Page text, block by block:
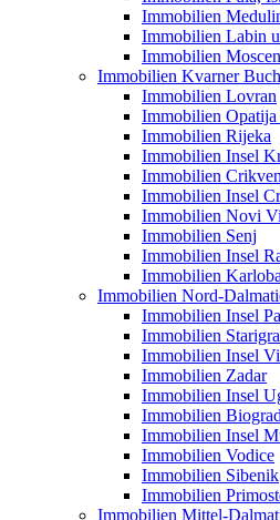
Immobilien
Immobilien Labin
Immobilien
Immobilien Kvarner
Immobilien Lovran
Immobilien Opatija
Immobilien Rijeka
Immobilien Insel
Immobilien
Immobilien Insel
Immobilien Novi
Immobilien Senj
Immobilien Insel
Immobilien
Immobilien Nord-
Immobilien Insel
Immobilien
Immobilien Insel
Immobilien Zadar
Immobilien Insel
Immobilien
Immobilien Insel
Immobilien Vodice
Immobilien Sibenik
Immobilien
Immobilien Mittel-